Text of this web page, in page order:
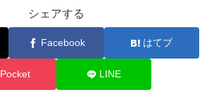
シェアする
Facebook はてブ
Pocket LINE